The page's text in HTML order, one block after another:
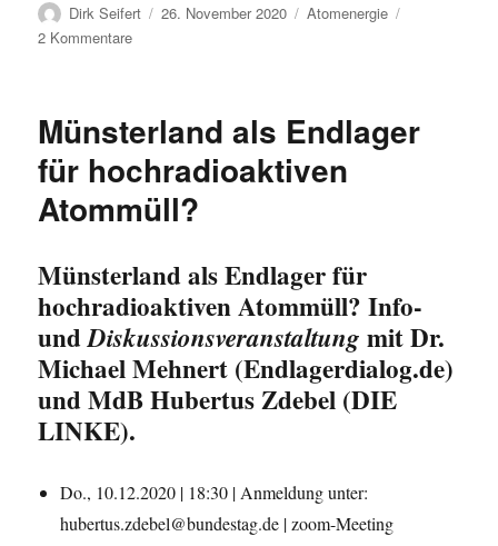
Autor
Dirk Seifert
Veröffentlicht
26. November 2020 Kategorien
Atomenergie
2 Kommentarezu
zum
von
Atomkraftwerken
Münsterland als Endlager
für hochradioaktiven
Atommüll?
Münsterland als Endlager für
hochradioaktiven Atommüll? Info-
undDiskussionsveranstaltung mitDr.
Michael Mehnert (Endlagerdialog.de)
und MdB Hubertus Zdebel (DIE
LINKE).
Do., 10.12.2020 | 18:30 | Anmeldung unter:
hubertus.zdebel@bundestag.de | zoom-Meeting